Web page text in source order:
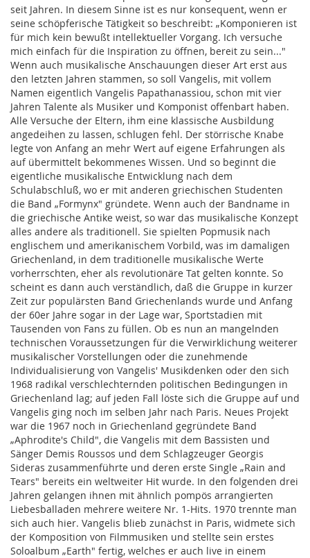
seit Jahren. In diesem Sinne ist es nur konsequent, wenn er
seine schöpferische Tätigkeit so beschreibt: „Komponieren ist
für mich kein bewußt intellektueller Vorgang. Ich versuche
mich einfach für die Inspiration zu öffnen, bereit zu sein..."
Wenn auch musikalische Anschauungen dieser Art erst aus
den letzten Jahren stammen, so soll Vangelis, mit vollem
Namen eigentlich Vangelis Papathanassiou, schon mit vier
Jahren Talente als Musiker und Komponist offenbart haben.
Alle Versuche der Eltern, ihm eine klassische Ausbildung
angedeihen zu lassen, schlugen fehl. Der störrische Knabe
legte von Anfang an mehr Wert auf eigene Erfahrungen als
auf übermittelt bekommenes Wissen. Und so beginnt die
eigentliche musikalische Entwicklung nach dem
Schulabschluß, wo er mit anderen griechischen Studenten
die Band „Formynx" gründete. Wenn auch der Bandname in
die griechische Antike weist, so war das musikalische Konzept
alles andere als traditionell. Sie spielten Popmusik nach
englischem und amerikanischem Vorbild, was im damaligen
Griechenland, in dem traditionelle musikalische Werte
vorherrschten, eher als revolutionäre Tat gelten konnte. So
scheint es dann auch verständlich, daß die Gruppe in kurzer
Zeit zur populärsten Band Griechenlands wurde und Anfang
der 60er Jahre sogar in der Lage war, Sportstadien mit
Tausenden von Fans zu füllen. Ob es nun an mangelnden
technischen Voraussetzungen für die Verwirklichung weiterer
musikalischer Vorstellungen oder die zunehmende
Individualisierung von Vangelis' Musikdenken oder den sich
1968 radikal verschlechternden politischen Bedingungen in
Griechenland lag; auf jeden Fall löste sich die Gruppe auf und
Vangelis ging noch im selben Jahr nach Paris. Neues Projekt
war die 1967 noch in Griechenland gegründete Band
„Aphrodite's Child", die Vangelis mit dem Bassisten und
Sänger Demis Roussos und dem Schlagzeuger Georgis
Sideras zusammenführte und deren erste Single „Rain and
Tears" bereits ein weltweiter Hit wurde. In den folgenden drei
Jahren gelangen ihnen mit ähnlich pompös arrangierten
Liebesballaden mehrere weitere Nr. 1-Hits. 1970 trennte man
sich auch hier. Vangelis blieb zunächst in Paris, widmete sich
der Komposition von Filmmusiken und stellte sein erstes
Soloalbum „Earth" fertig, welches er auch live in einem